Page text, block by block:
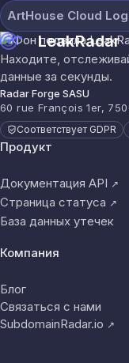
ArtHouse Cloud
LeakRadar
Находите,
данные за секунды.
Radar Forge SASU
60 rue François 1er,
Соответствует GDPR
Продукт
Документация API ↗
Страница статуса ↗
База данных утечек
Компания
Блог
Связаться с нами
SubdomainRadar.io ↗